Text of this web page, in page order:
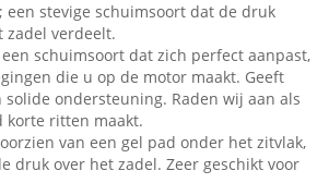
een stevige schuimsoort dat de druk
zadel verdeelt.
een schuimsoort dat zich perfect aanpast,
die u op de motor maakt. Geeft
solide ondersteuning. Raden wij aan als
korte ritten maakt.
van een gel pad onder het zitvlak,
druk over het zadel. Zeer geschikt voor